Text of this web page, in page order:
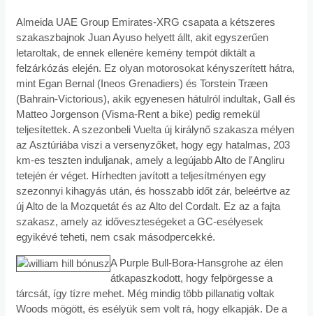
Almeida UAE Group Emirates-XRG csapata a kétszeres
szakaszbajnok Juan Ayuso helyett állt, akit egyszerűen
letaroltak, de ennek ellenére kemény tempót diktált a
felzárkózás elején. Ez olyan motorosokat kényszerített hátra,
mint Egan Bernal (Ineos Grenadiers) és Torstein Træen
(Bahrain-Victorious), akik egyenesen hátulról indultak, Gall és
Matteo Jorgenson (Visma-Rent a bike) pedig remekül
teljesítettek. A szezonbeli Vuelta új királynő szakasza mélyen
az Asztúriába viszi a versenyzőket, hogy egy hatalmas, 203
km-es teszten induljanak, amely a legújabb Alto de l'Angliru
tetején ér véget. Hírhedten javított a teljesítményen egy
szezonnyi kihagyás után, és hosszabb időt zár, beleértve az
új Alto de la Mozquetát és az Alto del Cordalt. Ez az a fajta
szakasz, amely az időveszteségeket a GC-esélyesek
egyikévé teheti, nem csak másodpercekké.
A Purple Bull-Bora-Hansgrohe az élen
átkapaszkodott, hogy felpörgesse a
tárcsát, így tízre mehet. Még mindig több pillanatig voltak
Woods mögött, és esélyük sem volt rá, hogy elkapják. De a